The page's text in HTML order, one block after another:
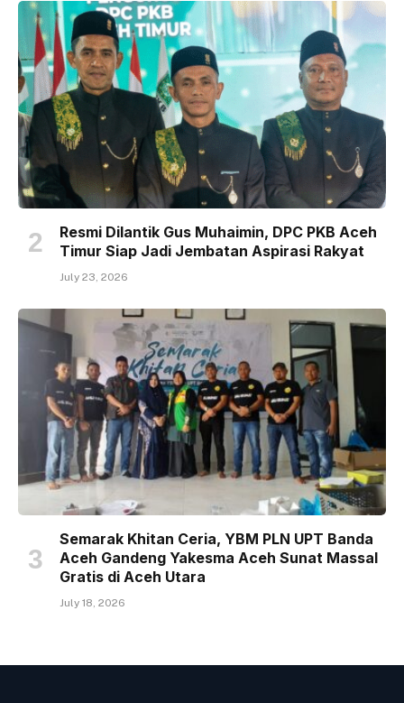
Resmi Dilantik Gus Muhaimin, DPC PKB Aceh
Timur Siap Jadi Jembatan Aspirasi Rakyat
July 23, 2026
Semarak Khitan Ceria, YBM PLN UPT Banda
Aceh Gandeng Yakesma Aceh Sunat Massal
Gratis di Aceh Utara
July 18, 2026